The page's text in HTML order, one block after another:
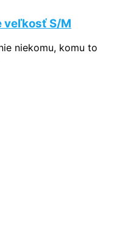
veľkosť S/M
niekomu, komu to